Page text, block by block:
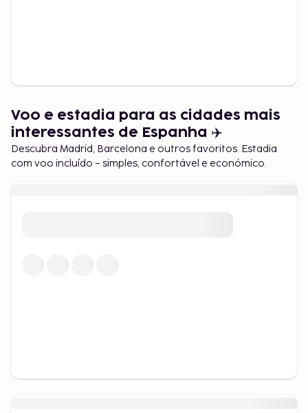
Voo e estadia para as cidades mais
interessantes de Espanha ✈️
Descubra Madrid, Barcelona e outros favoritos. Estadia
com voo incluído – simples, confortável e económico.